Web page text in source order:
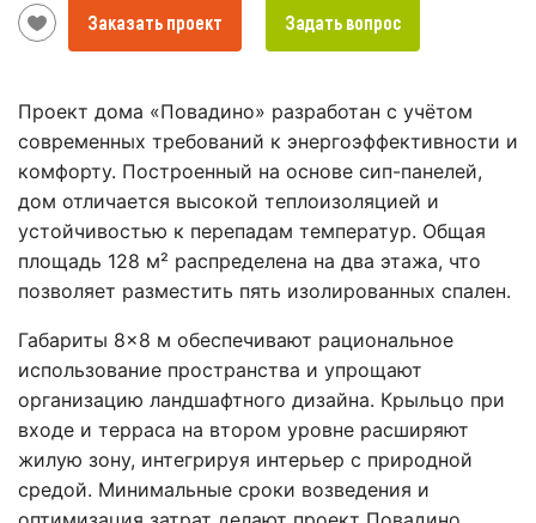
Заказать проект Задать вопрос
Проект дома «Повадино» разработан с учётом
современных требований к энергоэффективности и
комфорту. Построенный на основе сип-панелей,
дом отличается высокой теплоизоляцией и
устойчивостью к перепадам температур. Общая
площадь 128 м² распределена на два этажа, что
позволяет разместить пять изолированных спален.
Габариты 8×8 м обеспечивают рациональное
использование пространства и упрощают
организацию ландшафтного дизайна. Крыльцо при
входе и терраса на втором уровне расширяют
жилую зону, интегрируя интерьер с природной
средой. Минимальные сроки возведения и